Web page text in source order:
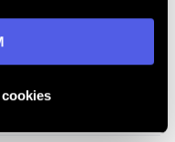
zásadách ochrany